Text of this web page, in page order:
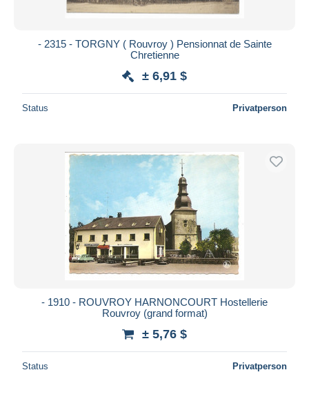
- 2315 - TORGNY ( Rouvroy ) Pensionnat de Sainte
Chretienne
± 6,91 $
Status Privatperson
- 1910 - ROUVROY HARNONCOURT Hostellerie
Rouvroy (grand format)
± 5,76 $
Status Privatperson